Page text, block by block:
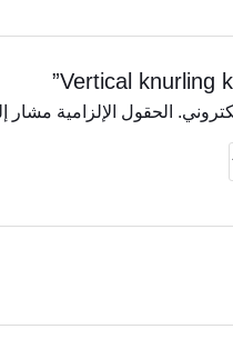
الحقول الإلزامية مشار